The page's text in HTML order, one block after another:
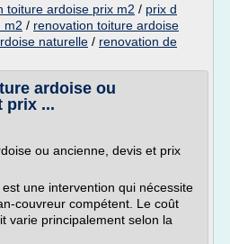
toiture ardoise prix m2 / prix d
m2 / renovation toiture ardoise
naturelle / renovation de
ardoise ou
prix ...
ou ancienne, devis et prix
une intervention qui nécessite
couvreur compétent. Le coût
varie principalement selon la